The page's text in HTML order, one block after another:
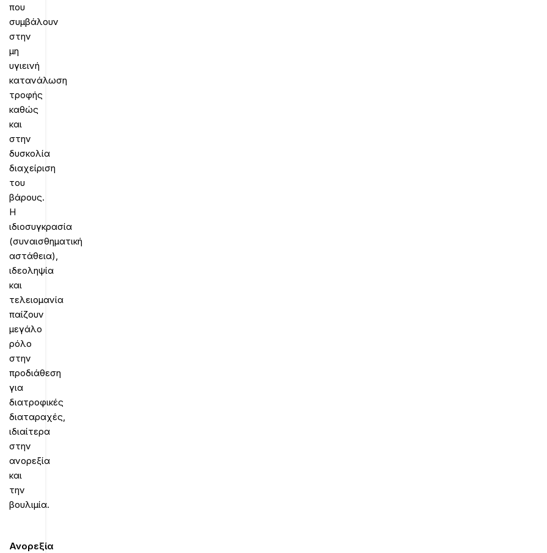
που
συμβάλουν
στην
μη
υγιεινή
κατανάλωση
τροφής
καθώς
και
στην
δυσκολία
διαχείριση
του
βάρους.
H
ιδιοσυγκρασία
(συναισθηματική
αστάθεια),
ιδεοληψία
και
τελειομανία
παίζουν
μεγάλο
ρόλο
στην
προδιάθεση
για
διατροφικές
διαταραχές,
ιδιαίτερα
στην
ανορεξία
και
την
βουλιμία.
Ανορεξία